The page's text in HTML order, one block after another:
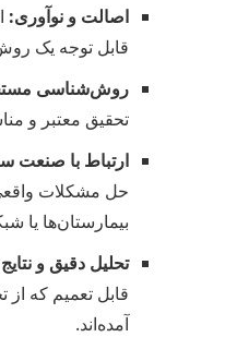
اصالت و نوآوری:
قابل توجه یک
روش‌شناسی
تحقیق معتبر و
ارتباط با صنعت
حل مشکلات
بیمارستان‌ها یا
تحلیل دقیق و
قابل تعمیم که
آمده‌اند.